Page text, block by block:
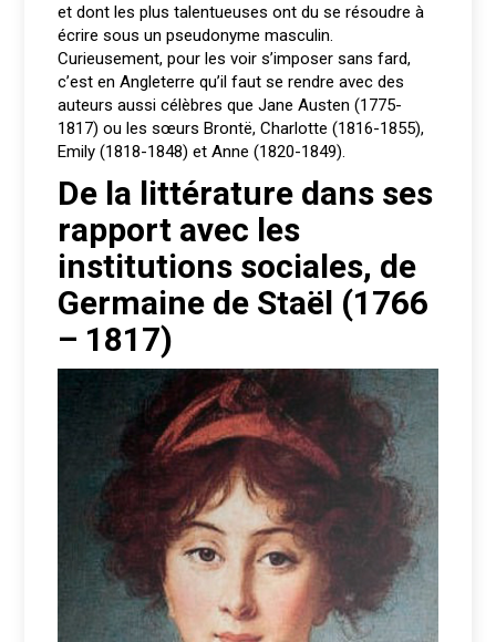
et dont les plus talentueuses ont du se résoudre à
écrire sous un pseudonyme masculin.
Curieusement, pour les voir s’imposer sans fard,
c’est en Angleterre qu’il faut se rendre avec des
auteurs aussi célèbres que Jane Austen (1775-
1817) ou les sœurs Brontë, Charlotte (1816-1855),
Emily (1818-1848) et Anne (1820-1849).
De la littérature dans ses
rapport avec les
institutions sociales, de
Germaine de Staël (1766
– 1817)